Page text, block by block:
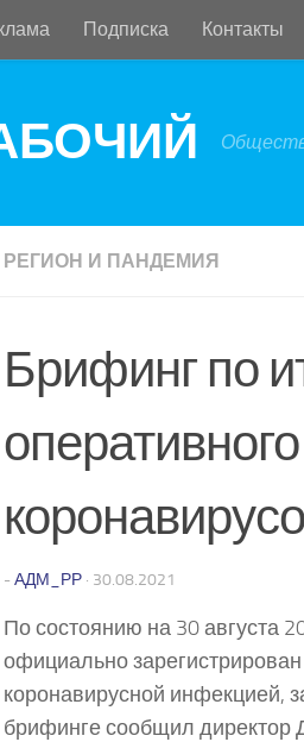
Подписка Контакты
РЕГИОН И ПАНДЕМИЯ
Брифинг по
- АДМ_РР · 30.08.2021
По состоянию на 30 августа
официально
коронавирусной инфекцией,
брифинге сообщил директор